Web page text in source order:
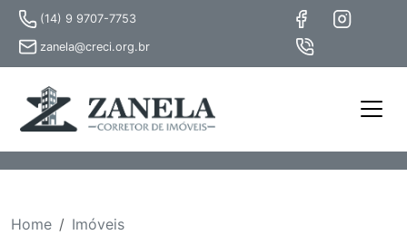
(14) 9 9707-7753
zanela@creci.org.br
Home
Imóveis